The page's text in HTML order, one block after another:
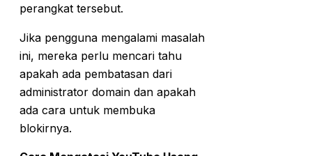
perangkat tersebut.
Jika pengguna mengalami masalah
ini, mereka perlu mencari tahu
apakah ada pembatasan dari
administrator domain dan apakah
ada cara untuk membuka
blokirnya.